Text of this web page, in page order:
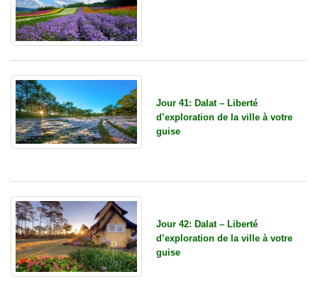
Jour 41: Dalat – Liberté
d’exploration de la ville à votre
guise
Jour 42: Dalat – Liberté
d’exploration de la ville à votre
guise